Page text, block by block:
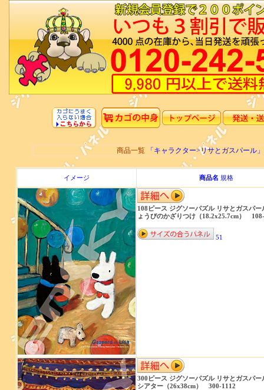
商品一覧 「キャラクター>リサとガスパー
イメージ 商品名 規格
108ピース ジグソーパズル リサとガスパー
ょうびのかざりつけ（18.2x25.7cm）
51
300ピース ジグソーパズル リサとガスパー
シアター（26x38cm） 300-1112